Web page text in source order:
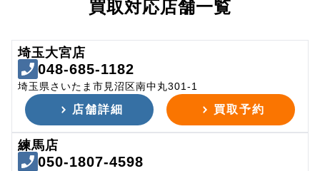
買取対応店舗一覧
埼玉大宮店
048-685-1182
埼玉県さいたま市見沼区南中丸301-1
店舗詳細 買取予約
練馬店
050-1807-4598